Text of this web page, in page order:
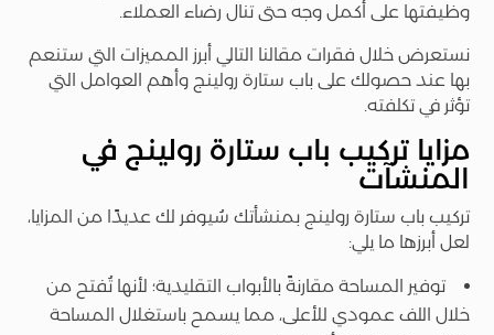
وظيفتها على أكمل وجه حتى تنال رضاء العملاء.
نستعرض خلال فقرات مقالنا التالي أبرز المميزات التي ستنعم
بها عند حصولك على باب ستارة رولينج وأهم العوامل التي
تؤثر في تكلفته.
مزايا تركيب باب ستارة رولينج في
المنشآت
تركيب باب ستارة رولينج بمنشأتك سُيوفر لك عديدًا من المزايا،
لعل أبرزها ما يلي:
توفير المساحة مقارنةً بالأبواب التقليدية؛ لأنها تُفتح من
خلال اللف عمودي للأعلى، مما يسمح باستغلال المساحة